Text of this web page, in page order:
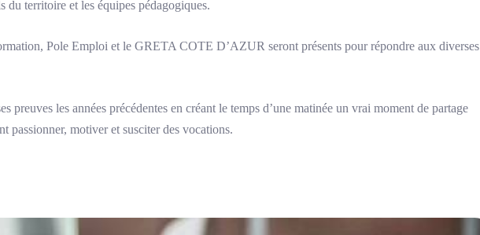
du territoire et les équipes pédagogiques.
Pole Emploi et le GRETA COTE D’AZUR seront présents pour répondre aux diverses
preuves les années précédentes en créant le temps d’une matinée un vrai moment de partage
passionner, motiver et susciter des vocations.